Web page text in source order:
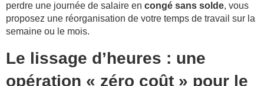
perdre une journée de salaire en congé sans solde, vous
proposez une réorganisation de votre temps de travail sur la
semaine ou le mois.
Le lissage d’heures : une
opération « zéro coût » pour le